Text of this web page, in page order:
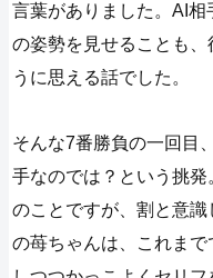
言葉がありました。AI
の姿勢を見せることも
うに思える話でした。
そんな7番勝負の一回目
手なのでは？という挑
のことですが、割と意
の苺ちゃんは、これま